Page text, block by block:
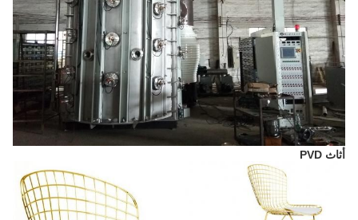
أثاث PVD